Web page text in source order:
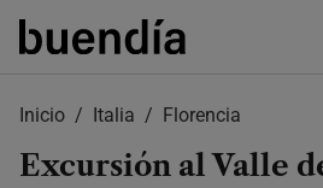
Skip
Inicio Italia Florencia
Excursión al Valle